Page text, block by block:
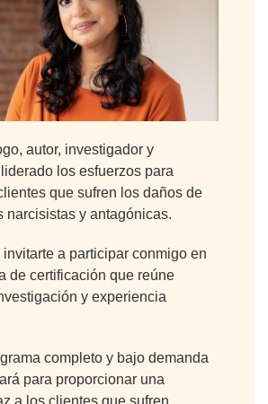
autor, investigador y
los esfuerzos para
que sufren los daños de
narcisistas y antagónicas.
invitarte a participar conmigo en
de certificación que reúne
y experiencia
completo y bajo demanda
para proporcionar una
a los clientes que sufren